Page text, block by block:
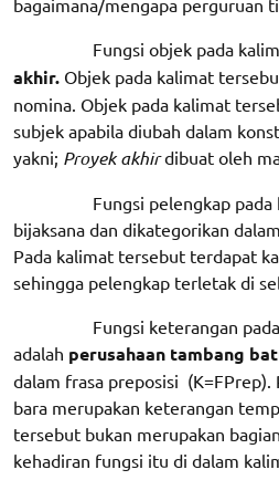
Fungsi objek pada kalimat
akhir. Objek pada kalimat
nomina. Objek pada kalimat
subjek apabila diubah dalam
yakni; Proyek akhirdibuat oleh
Fungsi pelengkap pada
bijaksana dan dikategorikan
Pada kalimat tersebut terdapat
sehingga pelengkap terletak di
Fungsi keterangan pada
adalah perusahaan tambang
dalam frasa preposisi (K=FPrep).
bara merupakan keterangan
tersebut bukan merupakan
kehadiran fungsi itu di dalam